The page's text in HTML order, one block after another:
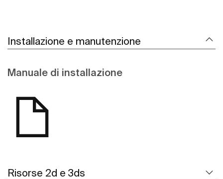
Installazione e manutenzione
Manuale di installazione
Risorse 2d e 3ds